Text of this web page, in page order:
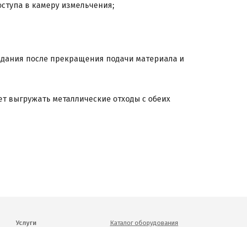
в камеру измельчения;
после прекращения подачи материала и
выгружать металлические отходы с обеих
Услуги Каталог оборудования